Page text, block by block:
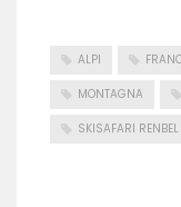
ALPI
MONTAGNA
SKISAFARI RENBEL